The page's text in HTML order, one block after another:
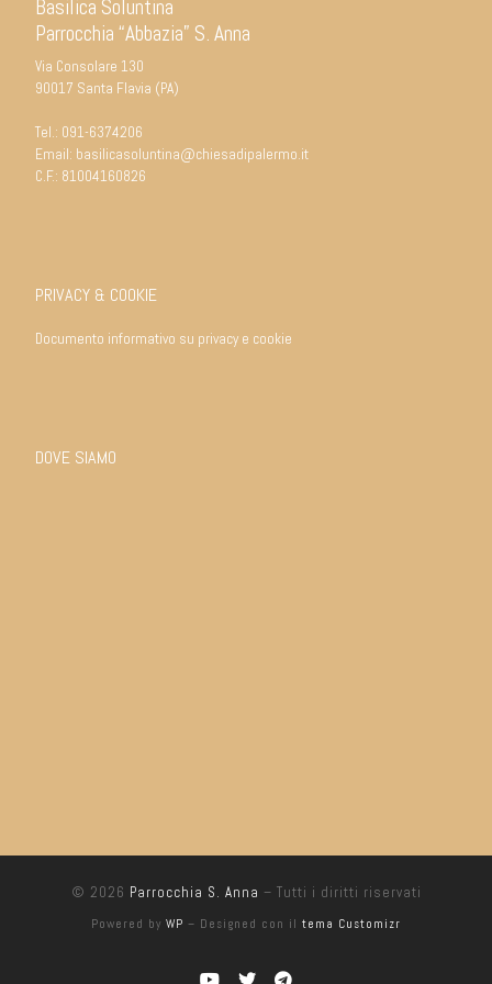
Basilica Soluntina
Parrocchia “Abbazia” S. Anna
Via Consolare 130
90017 Santa Flavia (PA)
Tel.: 091-6374206
Email: basilicasoluntina@chiesadipalermo.it
C.F.: 81004160826
PRIVACY & COOKIE
Documento informativo su privacy e cookie
DOVE SIAMO
© 2026 Parrocchia S. Anna – Tutti i diritti riservati
Powered by WP – Designed con il tema Customizr